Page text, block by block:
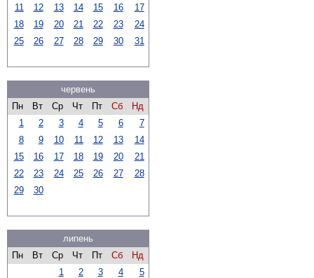
11
12 13 14 15 16
17
18
19 20 21 22 23
24
25
26 27 28 29 30 31
червень
Пн
Вт Ср Чт Пт Сб
Нд
1
2 3 4 5 6
7
8
9 10 11 12 13
14
15
16 17 18 19 20
21
22
23 24 25 26 27
28
29
30
липень
Пн
Вт Ср Чт Пт Сб
Нд
1
2 3 4
5